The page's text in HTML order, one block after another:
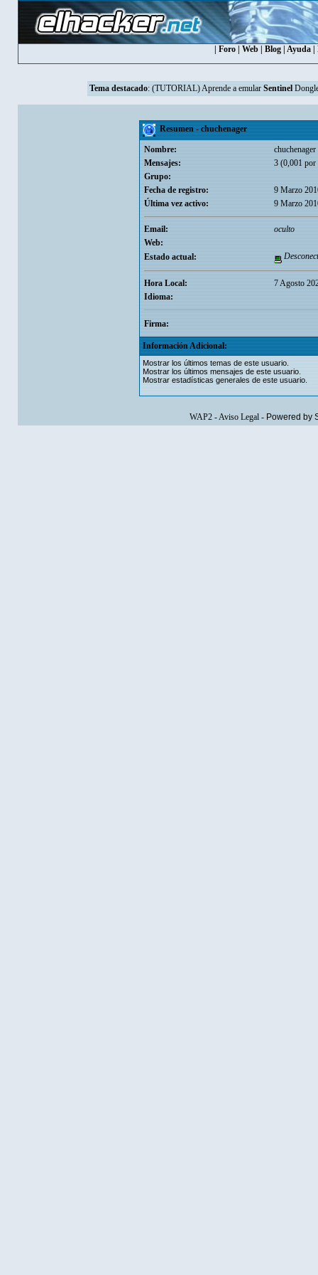
Foro| Web| Blog| Ayuda|
Tema destacado: (TUTORIAL) Aprende a emular Sentinel
Resumen - chuchenager
Nombre:
chuchenager
Mensajes:
3 (0,001 por
Grupo:
Fecha de registro:
9 Marzo
Última vez activo:
9 Marzo
Email:
oculto
Web:
Estado actual:
Hora Local:
7 Agosto
Idioma:
Firma:
Información Adicional:
Mostrar los últimos temas de este usuario.
Mostrar los últimos mensajes de este usuario.
Mostrar estadísticas generales de este usuario.
WAP2-Aviso Legal- Powered by